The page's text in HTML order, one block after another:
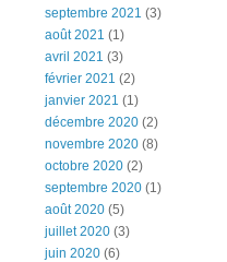
septembre 2021 (3)
août 2021 (1)
avril 2021 (3)
février 2021 (2)
janvier 2021 (1)
décembre 2020 (2)
novembre 2020 (8)
octobre 2020 (2)
septembre 2020 (1)
août 2020 (5)
juillet 2020 (3)
juin 2020 (6)